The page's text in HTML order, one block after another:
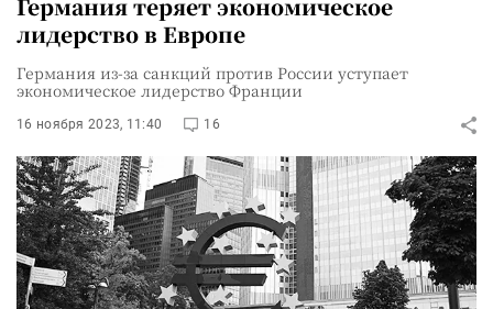
Германия теряет экономическое
лидерство в Европе
Германия из-за санкций против России уступает
экономическое лидерство Франции
16 ноября 2023, 11:40 16